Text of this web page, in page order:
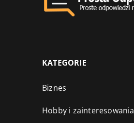
KATEGORIE
Biznes
Hobby i zainteresowania